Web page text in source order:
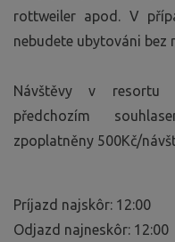
rottweiler apod. V
nebudete ubytováni bez
Návštěvy v resortu
předchozím
zpoplatněny 500Kč/
Príjazd najskôr: 12:00
Odjazd najneskôr: 12:00